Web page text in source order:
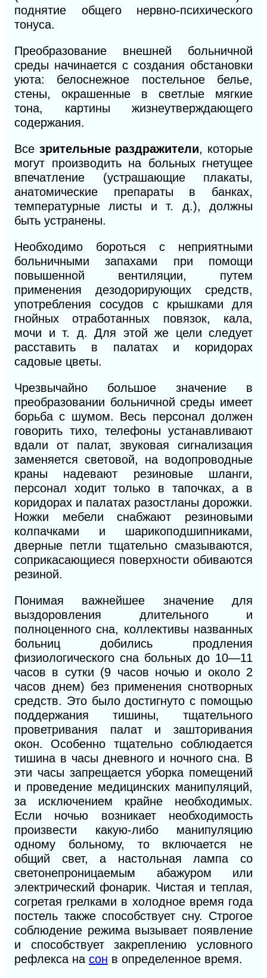
поднятие общего нервно-психического
тонуса.
Преобразование внешней больничной
среды начинается с создания обстановки
уюта: белоснежное постельное белье,
стены, окрашенные в светлые мягкие
тона, картины жизнеутверждающего
содержания.
Все зрительные раздражители, которые
могут производить на больных гнетущее
впечатление (устрашающие плакаты,
анатомические препараты в банках,
температурные листы и т. д.), должны
быть устранены.
Необходимо бороться с неприятными
больничными запахами при помощи
повышенной вентиляции, путем
применения дезодорирующих средств,
употребления сосудов с крышками для
гнойных отработанных повязок, кала,
мочи и т. д. Для этой же цели следует
расставить в палатах и коридорах
садовые цветы.
Чрезвычайно большое значение в
преобразовании больничной среды имеет
борьба с шумом. Весь персонал должен
говорить тихо, телефоны устанавливают
вдали от палат, звуковая сигнализация
заменяется световой, на водопроводные
краны надевают резиновые шланги,
персонал ходит только в тапочках, а в
коридорах и палатах разостланы дорожки.
Ножки мебели снабжают резиновыми
колпачками и шарикоподшипниками,
дверные петли тщательно смазываются,
соприкасающиеся поверхности обиваются
резиной.
Понимая важнейшее значение для
выздоровления длительного и
полноценного сна, коллективы названных
больниц добились продления
физиологического сна больных до 10—11
часов в сутки (9 часов ночью и около 2
часов днем) без применения снотворных
средств. Это было достигнуто с помощью
поддержания тишины, тщательного
проветривания палат и зашторивания
окон. Особенно тщательно соблюдается
тишина в часы дневного и ночного сна. В
эти часы запрещается уборка помещений
и проведение медицинских манипуляций,
за исключением крайне необходимых.
Если ночью возникает необходимость
произвести какую-либо манипуляцию
одному больному, то включается не
общий свет, а настольная лампа со
светонепроницаемым абажуром или
электрический фонарик. Чистая и теплая,
согретая грелками в холодное время года
постель также способствует сну. Строгое
соблюдение режима вызывает появление
и способствует закреплению условного
рефлекса на сон в определенное время.